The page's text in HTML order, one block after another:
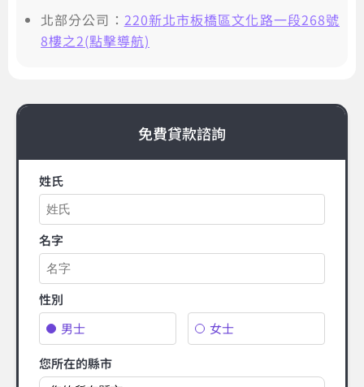
北部分公司： 220新北市板橋區文化路一段268號
8樓之2(點擊導航)
免費貸款諮詢
姓氏
名字
性別
男士
女士
您所在的縣市